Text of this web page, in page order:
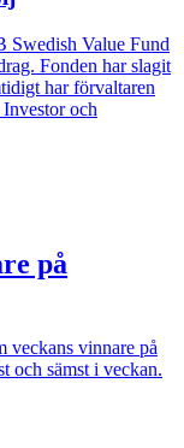
Swedish Value Fund
Fonden har slagit
har förvaltaren
och
på
veckans vinnare på
och sämst i veckan.